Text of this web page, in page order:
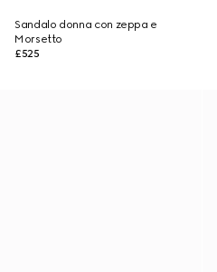
Sandalo donna con zeppa e
Morsetto
£525